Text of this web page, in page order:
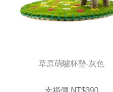
草原萌驢杯墊-灰色